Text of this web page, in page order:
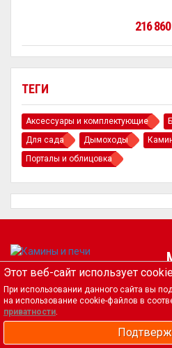
ТЕГИ
Аксессуары и комплектующие
Для сада
Дымоходы
Порталы и облицовка
216 860
Официальный интернет
Политика
конфиденциальности
Этот веб-сайт использует
При использовании данного сайта вы
на использование cookie-файлов в
приватности.